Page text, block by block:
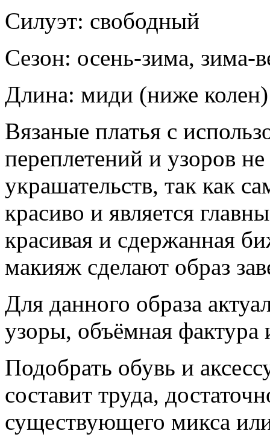
Силуэт: свободный
Сезон: осень-зима, зима-
Длина: миди (ниже колен)
Вязаные платья с
переплетений и узоров
украшательств, так как
красиво и является
красивая и сдержанная
макияж сделают образ
Для данного образа
узоры, объёмная фактура
Подобрать обувь и
составит труда,
существующего микса